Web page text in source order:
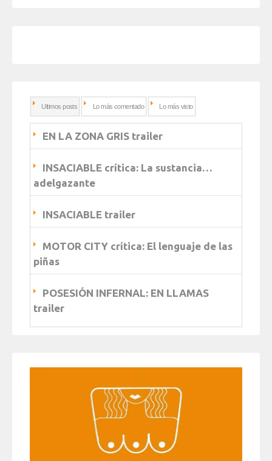
Ultimos posts Lo más comentado Lo más visto
EN LA ZONA GRIS trailer
INSACIABLE crítica: La sustancia…
adelgazante
INSACIABLE trailer
MOTOR CITY crítica: El lenguaje de las
piñas
POSESIÓN INFERNAL: EN LLAMAS
trailer